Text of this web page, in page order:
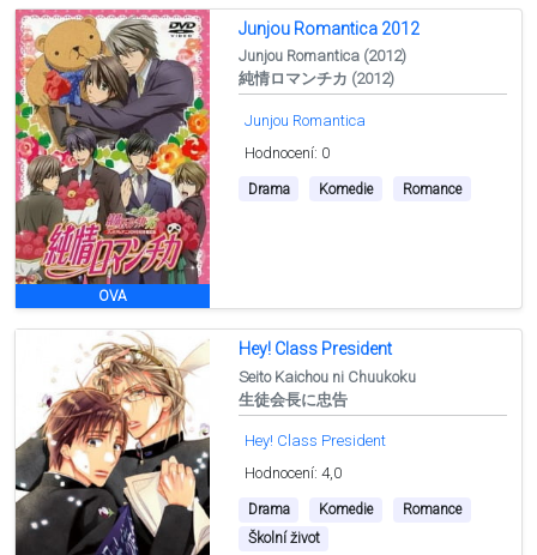
OVA
Junjou Romantica 2012
Junjou Romantica (2012)
純情ロマンチカ (2012)
Junjou Romantica
Hodnocení: 0
Drama Komedie Romance
Hey! Class President
Seito Kaichou ni Chuukoku
生徒会長に忠告
Hey! Class President
Hodnocení: 4,0
Drama Komedie
Romance
Školní život